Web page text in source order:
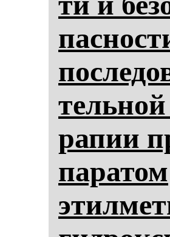
ра­пии
па­ра­том